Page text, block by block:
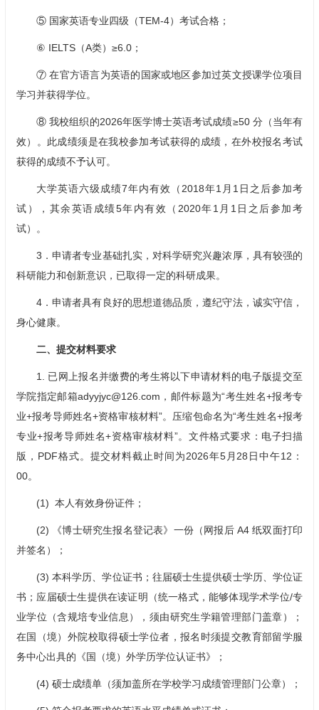
⑤ 国家英语专业四级（TEM-4）考试合格；
⑥ IELTS（A类）≥6.0；
⑦ 在官方语言为英语的国家或地区参加过英文授课学位项目
学习并获得学位。
⑧ 我校组织的2026年医学博士英语考试成绩≥50 分（当年有
效）。此成绩须是在我校参加考试获得的成绩，在外校报名考试
获得的成绩不予认可。
大学英语六级成绩7年内有效（2018年1月1日之后参加考
试），其余英语成绩5年内有效（2020年1月1日之后参加考
试）。
3．申请者专业基础扎实，对科学研究兴趣浓厚，具有较强的
科研能力和创新意识，已取得一定的科研成果。
4．申请者具有良好的思想道德品质，遵纪守法，诚实守信，
身心健康。
二、提交材料要求
1. 已网上报名并缴费的考生将以下申请材料的电子版提交至
学院指定邮箱adyyjyc@126.com，邮件标题为“考生姓名+报考专
业+报考导师姓名+资格审核材料”。压缩包命名为“考生姓名+报考
专业+报考导师姓名+资格审核材料”。文件格式要求：电子扫描
版，PDF格式。提交材料截止时间为2026年5月28日中午12：
00。
(1) 本人有效身份证件；
(2) 《博士研究生报名登记表》一份（网报后 A4 纸双面打印
并签名）；
(3) 本科学历、学位证书；往届硕士生提供硕士学历、学位证
书；应届硕士生提供在读证明（统一格式，能够体现学术学位/专
业学位（含规培专业信息），须由研究生学籍管理部门盖章）；
在国（境）外院校取得硕士学位者，报名时须提交教育部留学服
务中心出具的《国（境）外学历学位认证书》；
(4) 硕士成绩单（须加盖所在学校学习成绩管理部门公章）；